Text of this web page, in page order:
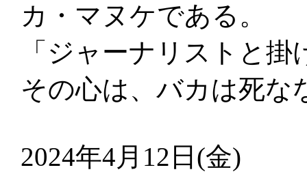
カ・マヌケである。
「ジャーナリストと
その心は、バカは死
2024年4月12日(金)